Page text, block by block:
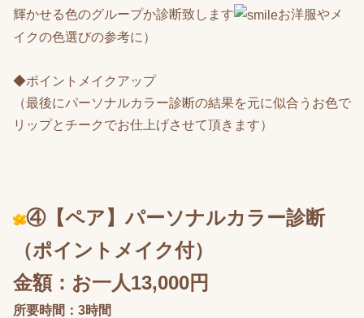
輝かせる色のグループか診断致します
お洋服やメ
イクの色選びの参考に）
◆ポイントメイクアップ
（最後にパーソナルカラー診断の結果を元に似合うお色で
リップとチークでお仕上げさせて頂きます）
④【ペア】パーソナルカラー診断
（ポイントメイク付）
金額：お一人13,000円
所要時間：3時間